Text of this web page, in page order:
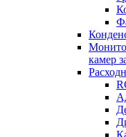
камер